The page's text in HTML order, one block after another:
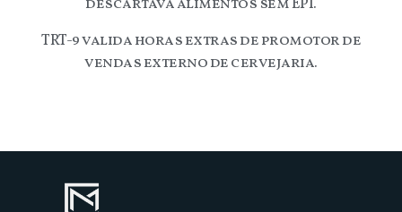
descartava alimentos sem EPI.
TRT-9 valida horas extras de promotor de
vendas externo de cervejaria.